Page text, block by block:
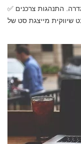
✅ התנהגות צרכנית | מה זה, משמעות, מושג והגדרה. התנהגות צרכנים